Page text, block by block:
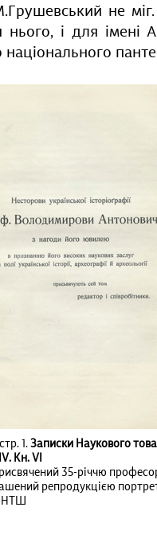
не
нього, і для імені
1. Записки Наукового
Кн. VІ
35-річчю
репродукцією
НТШ